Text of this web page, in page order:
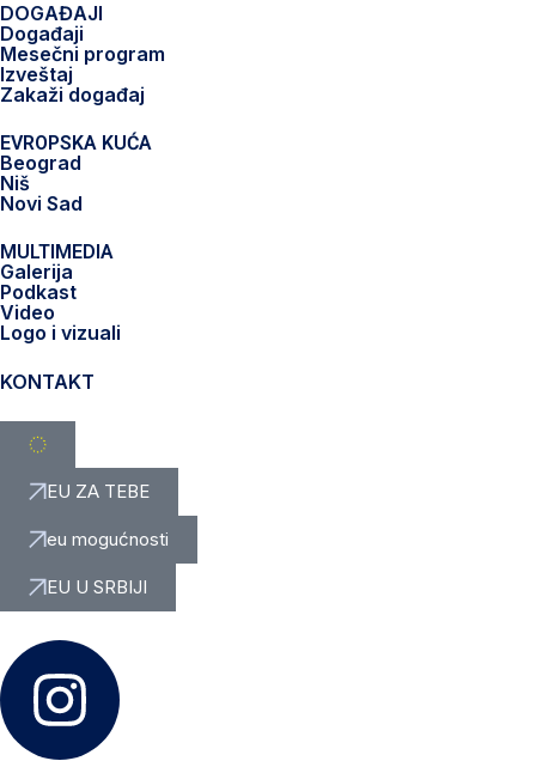
DOGAĐAJI
Događaji
Mesečni program
Izveštaj
Zakaži događaj
EVROPSKA KUĆA
Beograd
Niš
Novi Sad
MULTIMEDIA
Galerija
Podkast
Video
Logo i vizuali
KONTAKT
EU ZA TEBE
eu mogućnosti
EU U SRBIJI